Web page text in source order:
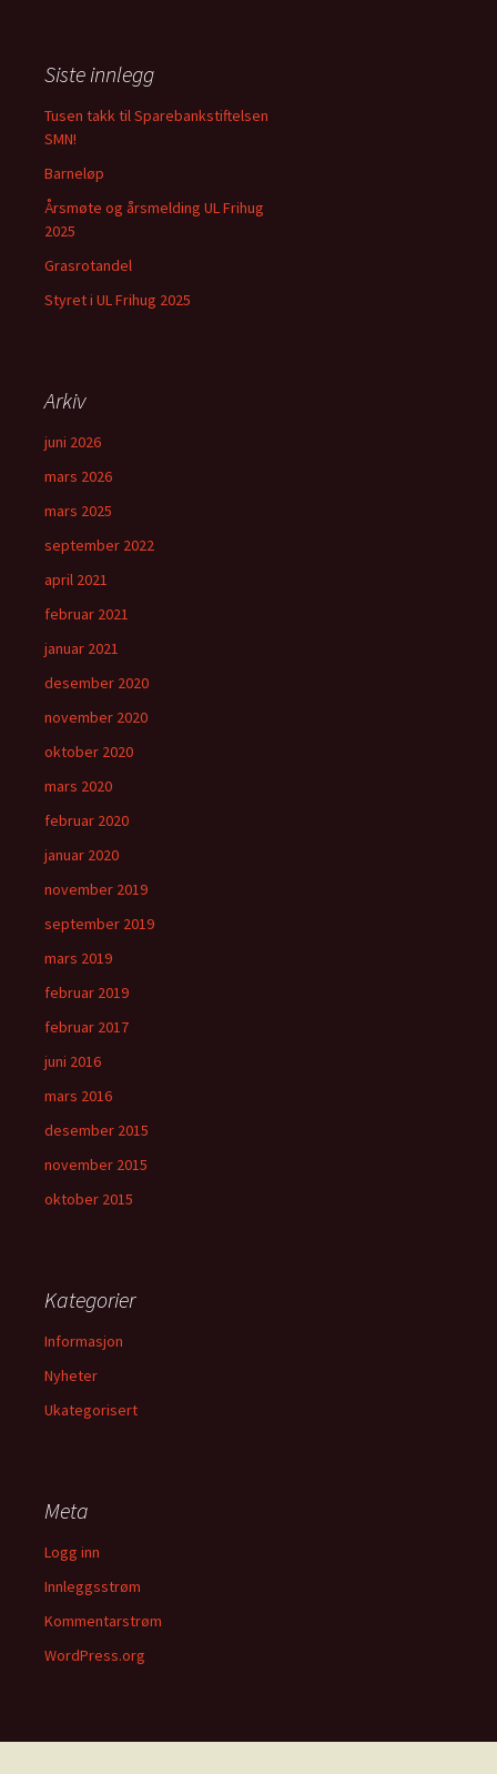
Siste innlegg
Tusen takk til Sparebankstiftelsen
SMN!
Barneløp
Årsmøte og årsmelding UL Frihug
2025
Grasrotandel
Styret i UL Frihug 2025
Arkiv
juni 2026
mars 2026
mars 2025
september 2022
april 2021
februar 2021
januar 2021
desember 2020
november 2020
oktober 2020
mars 2020
februar 2020
januar 2020
november 2019
september 2019
mars 2019
februar 2019
februar 2017
juni 2016
mars 2016
desember 2015
november 2015
oktober 2015
Kategorier
Informasjon
Nyheter
Ukategorisert
Meta
Logg inn
Innleggsstrøm
Kommentarstrøm
WordPress.org